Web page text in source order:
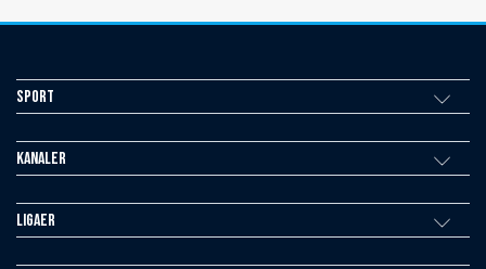
Sport
Kanaler
Ligaer